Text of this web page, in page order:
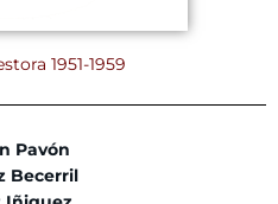
1951-1959
Pavón
Becerril